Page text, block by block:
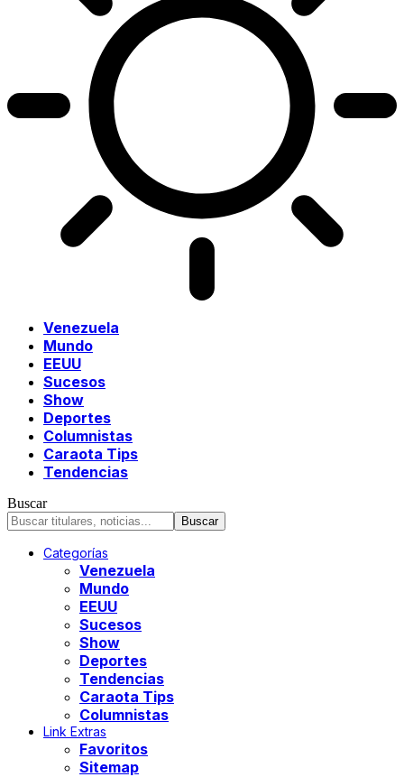
Venezuela
Mundo
EEUU
Sucesos
Show
Deportes
Columnistas
Caraota Tips
Tendencias
Buscar
Categorías
Venezuela
Mundo
EEUU
Sucesos
Show
Deportes
Tendencias
Caraota Tips
Columnistas
Link Extras
Favoritos
Sitemap